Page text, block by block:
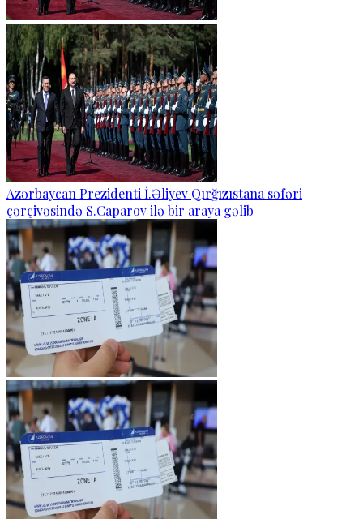
Azərbaycan Prezidenti İ.Əliyev Qırğızıstana səfəri
çərçivəsində S.Caparov ilə bir araya gəlib